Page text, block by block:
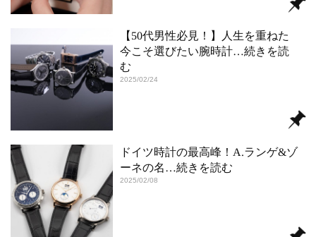
【50代男性必見！】人生を重ねた
今こそ選びたい腕時計…続きを読
む
2025/02/24
ドイツ時計の最高峰！A.ランゲ&ゾ
ーネの名…続きを読む
2025/02/08